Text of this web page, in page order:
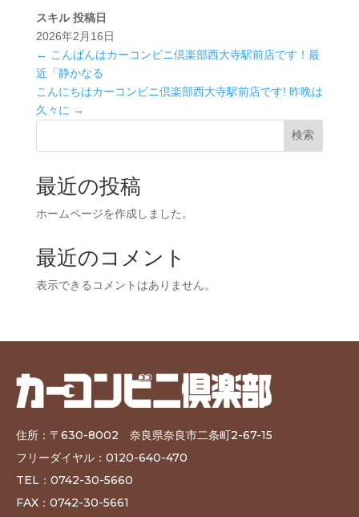
スキル 投稿日
2026年2月16日
← こんばんはカーコンビニ倶楽部西大寺駅前店です！最
近「静かなる
こんにちはカーコンビニ倶楽部西大寺駅前店です! 昨晩は
久々に →
検索
最近の投稿
ホームページを作成しました。
最近のコメント
表示できるコメントはありません。
住所：〒 630-8002 奈良県奈良市二条町2-67-15
フリーダイヤル： 0120-640-470
TEL ： 0742-30-5660
FAX ：0742-30-5661